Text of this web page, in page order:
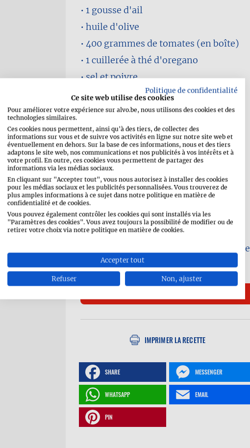
1 gousse d'ail
huile d'olive
400 grammes de tomates (en boîte)
1 cuillerée à théd'oregano
sel et poivre
Pour la garniture :
150 grammes
mozzarella
120 grammesde pepperoni (ou de
salami en tranches)
1 cuillère à soupe
1 poignéede feuilles de basilic
Pour le hot honey :
100 mlde miel
de poivre de cayenne
1 cuillère à soupede vinaigre de cidre
IMPRIMER LA RECETTE
SHARE MESSENGER
WHATSAPP EMAIL
PIN
Politique de confidentialité
Ce site web utilise des cookies
Pour améliorer votre expérience sur alvo.be, nous utilisons des cookies et des
technologies similaires.
Ces cookies nous permettent, ainsi qu'à des tiers, de collecter des
informations sur vous et de suivre vos activités en ligne sur notre site web et
éventuellement en dehors. Sur la base de ces informations, nous et des tiers
adaptons le site web, nos communications et nos publicités à vos intérêts et à
votre profil. En outre, ces cookies vous permettent de partager des
informations via les médias sociaux.
En cliquant sur "Accepter tout", vous nous autorisez à installer des cookies
pour les médias sociaux et les publicités personnalisées. Vous trouverez de
plus amples informations à ce sujet dans notre politique en matière de
confidentialité et de cookies.
Vous pouvez également contrôler les cookies qui sont installés via les
"Paramètres des cookies". Vous avez toujours la possibilité de modifier ou de
retirer votre choix via notre politique en matière de cookies.
Accepter tout
Refuser Non, ajuster